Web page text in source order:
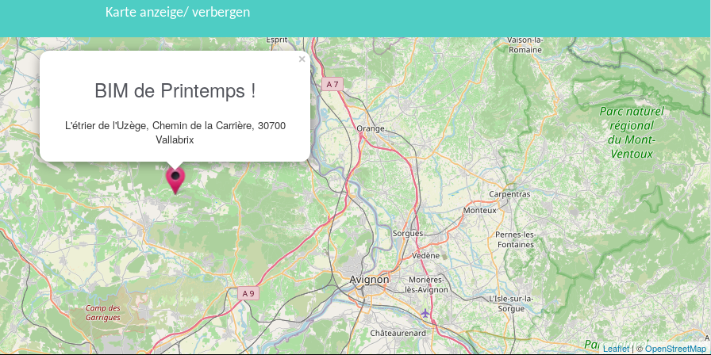
Karte anzeige/ verbergen
BIM de Printemps !
L'étrier de l'Uzège, Chemin de la Carrière, 30700
Vallabrix
×
Leaflet| ©OpenStreetMap